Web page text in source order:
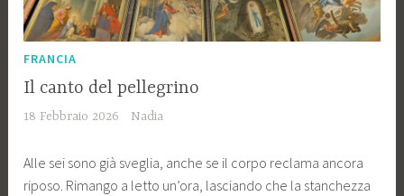
FRANCIA
Il canto del pellegrino
18 Febbraio 2026 Nadia
Alle sei sono già sveglia, anche se il corpo reclama ancora
riposo. Rimango a letto un’ora, lasciando che la stanchezza